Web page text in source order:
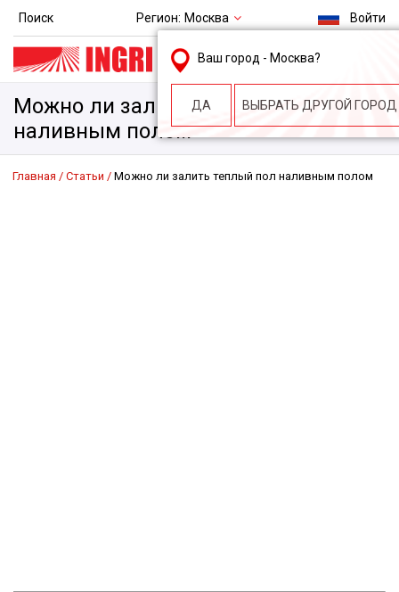
Поиск Регион: Москва
Ваш город - Москва?
ДА ВЫБРАТЬ ДРУГОЙ ГОРОД
Войти
msk@ingri.ru
пн. – пт.: 9.00-18.00
Можно ли залить теплый пол
наливным полом
Главная Статьи Можно ли залить теплый пол наливным полом